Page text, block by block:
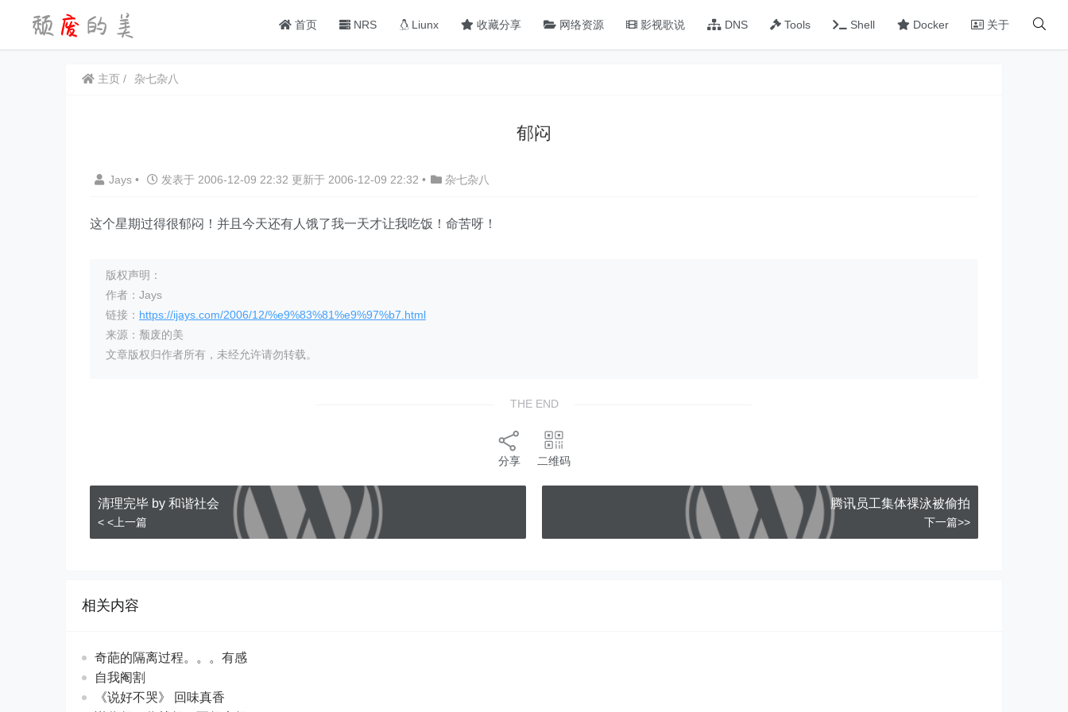
首页 NRS Liunx 收藏分享 网络资源 影视歌说 DNS Tools Shell Docker 关于
主页 杂七杂八
郁闷
Jays • 发表于 2006-12-09 22:32 更新于 2006-12-09 22:32 • 杂七杂八
这个星期过得很郁闷！并且今天还有人饿了我一天才让我吃饭！命苦呀！
版权声明：
作者：Jays
链接： https://ijays.com/2006/12/%e9%83%81%e9%97%b7.html
来源：颓废的美
文章版权归作者所有，未经允许请勿转载。
THE END
分享 二维码
清理完毕 by 和谐社会
< <上一篇
腾讯员工集体祼泳被偷拍
下一篇>>
相关内容
奇葩的隔离过程。。。有感
自我阉割
《说好不哭》 回味真香